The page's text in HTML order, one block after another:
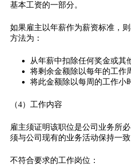
基本工资的一部分。
如果雇主以年薪作为薪资标准，
方法为：
从年薪中扣除任何奖金或其
将剩余金额除以每年的工作
将此金额除以每周的工作小
（4）工作内容
雇主须证明该职位是公司业务所
须与公司现有的业务活动保持一致
不符合要求的工作岗位：